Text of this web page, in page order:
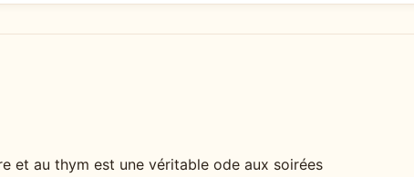
et au thym est une véritable ode aux soirées